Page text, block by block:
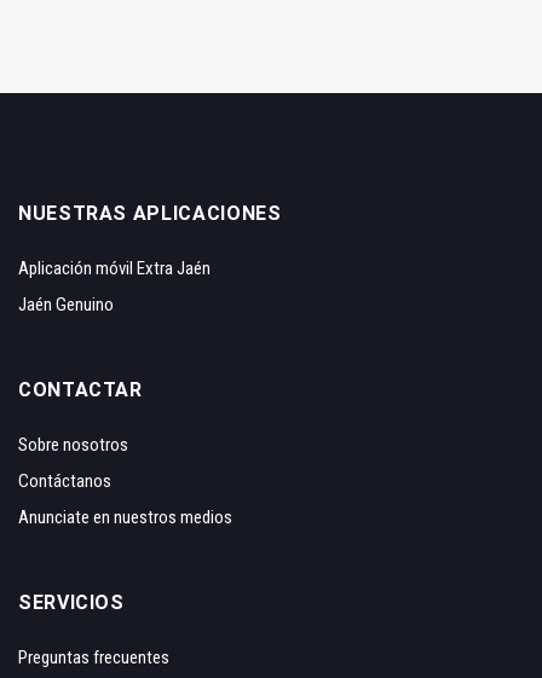
NUESTRAS APLICACIONES
Aplicación móvil Extra Jaén
Jaén Genuino
CONTACTAR
Sobre nosotros
Contáctanos
Anunciate en nuestros medios
SERVICIOS
Preguntas frecuentes